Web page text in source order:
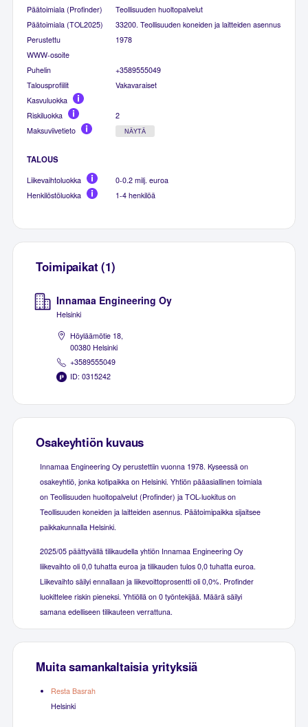
Päätoimiala (Profinder)
Teollisuuden huoltopalvelut
Päätoimiala (TOL2025)
33200. Teollisuuden koneiden ja laitteiden asennus
Perustettu
1978
WWW-osoite
Puhelin
+3589555049
Talousprofiilit
Vakavaraiset
Kasvuluokka
Riskiluokka
2
Maksuviivetieto
NÄYTÄ
TALOUS
Liikevaihtoluokka
0-0.2 milj. euroa
Henkilöstöluokka
1-4 henkilöä
Toimipaikat (1)
Innamaa Engineering Oy
Helsinki
Höyläämötie 18,
00380 Helsinki
+3589555049
ID: 0315242
Osakeyhtiön kuvaus
Innamaa Engineering Oy perustettiin vuonna 1978. Kyseessä on
osakeyhtiö, jonka kotipaikka on Helsinki. Yhtiön pääasiallinen toimiala
on Teollisuuden huoltopalvelut (Profinder) ja TOL-luokitus on
Teollisuuden koneiden ja laitteiden asennus. Päätoimipaikka sijaitsee
paikkakunnalla Helsinki.
2025/05 päättyvällä tilikaudella yhtiön Innamaa Engineering Oy
liikevaihto oli 0,0 tuhatta euroa ja tilikauden tulos 0,0 tuhatta euroa.
Liikevaihto säilyi ennallaan ja liikevoittoprosentti oli 0,0%. Profinder
luokittelee riskin pieneksi. Yhtiöllä on 0 työntekijää. Määrä säilyi
samana edelliseen tilikauteen verrattuna.
Muita samankaltaisia yrityksiä
Resta Basrah
Helsinki